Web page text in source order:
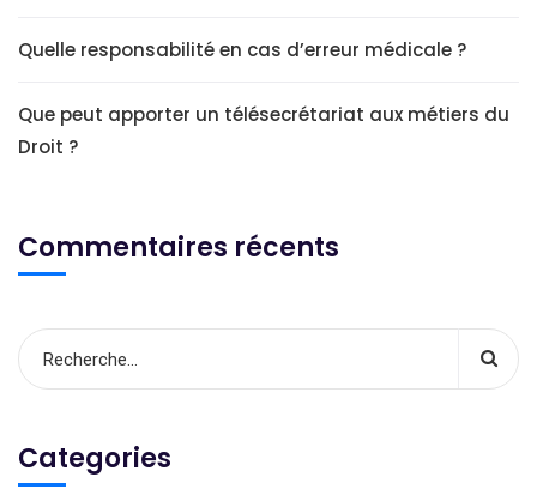
Quelle responsabilité en cas d’erreur médicale ?
Que peut apporter un télésecrétariat aux métiers du
Droit ?
Commentaires récents
Categories